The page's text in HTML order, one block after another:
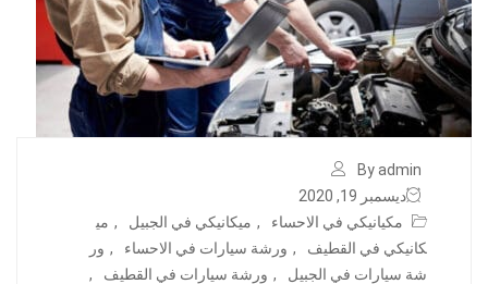
By admin
ديسمبر 19, 2020
مكيانيكي في الاحساء
, ميكانيكي في الجبيل , مي
كانيكي في القطيف
, ورشة سيارات في الاحساء , ور
شة سيارات في الجبيل
, ورشة سيارات في القطيف
,